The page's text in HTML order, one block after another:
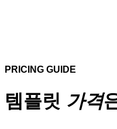
PRICING GUIDE
템플릿 가격